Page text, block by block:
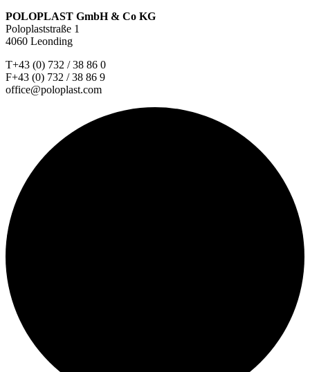
POLOPLAST GmbH & Co KG
Poloplaststraße 1
4060 Leonding
T+43 (0) 732 / 38 86 0
F+43 (0) 732 / 38 86 9
office@poloplast.com